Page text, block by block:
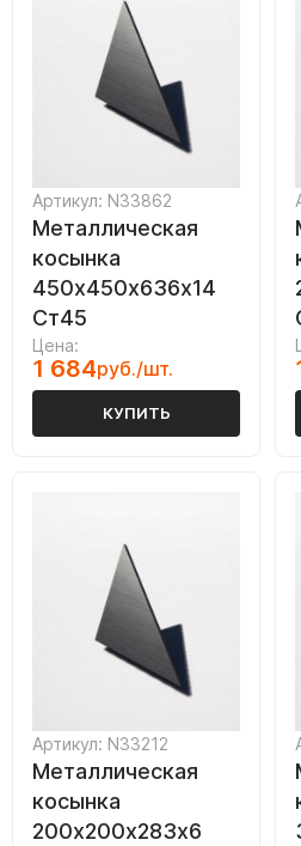
Артикул: N33862
Металлическая
косынка
450х450х636х14
Ст45
Цена:
1 684руб./шт.
КУПИТЬ
Артикул: N33212
Металлическая
косынка
200х200х283х6